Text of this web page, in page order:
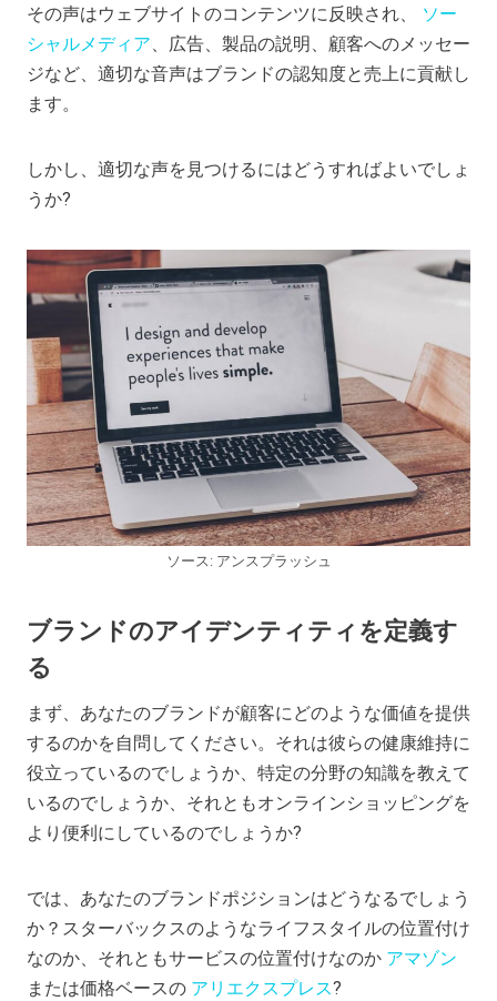
その声はウェブサイトのコンテンツに反映され、
ソー
シャルメディア、広告、製品の説明、顧客へのメッセー
ジなど、適切な音声はブランドの認知度と売上に貢献し
ます。
しかし、適切な声を見つけるにはどうすればよいでしょ
うか?
ソース: アンスプラッシュ
ブランドのアイデンティティを定義す
る
まず、あなたのブランドが顧客にどのような価値を提供
するのかを自問してください。それは彼らの健康維持に
役立っているのでしょうか、特定の分野の知識を教えて
いるのでしょうか、それともオンラインショッピングを
より便利にしているのでしょうか?
では、あなたのブランドポジションはどうなるでしょう
か？スターバックスのようなライフスタイルの位置付け
なのか、それともサービスの位置付けなのか アマゾン
または価格ベースの アリエクスプレス?